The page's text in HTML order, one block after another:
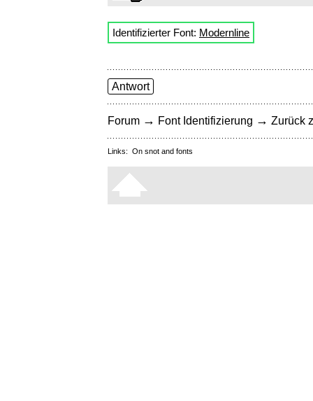
Identifizierter Font: Modernline
Antwort
Forum → Font Identifizierung → Zurück
Links: On snot and fonts